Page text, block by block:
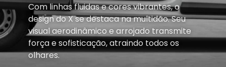
Com linhas fluidas e cores vibrantes, o
design do X se destaca na multidão. Seu
visual aerodinâmico e arrojado transmite
força e sofisticação, atraindo todos os
olhares.